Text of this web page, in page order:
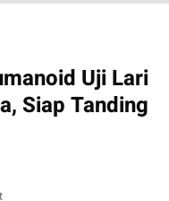
Uji Lari
Siap Tanding